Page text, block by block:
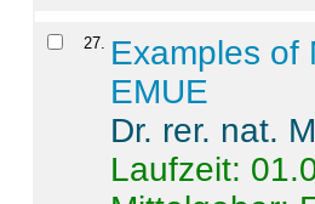
27. Examples of
EMUE
Dr. rer. nat.
Laufzeit: